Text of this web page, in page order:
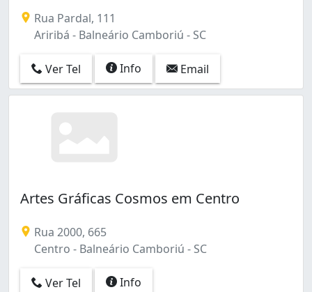
Rua Pardal, 111
Ariribá - Balneário Camboriú - SC
Ver Tel Info Email
Artes Gráficas Cosmos em Centro
Rua 2000, 665
Centro - Balneário Camboriú - SC
Ver Tel Info